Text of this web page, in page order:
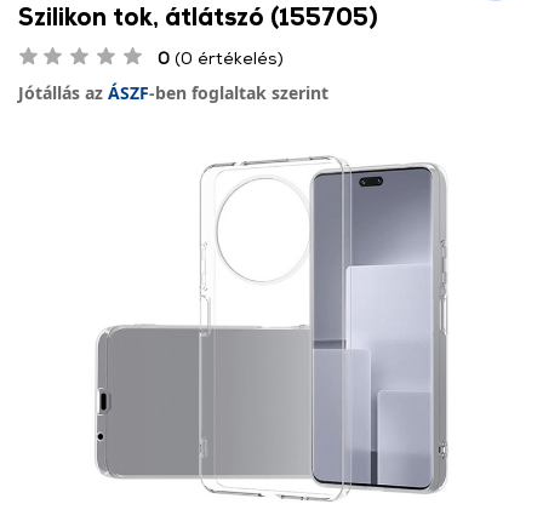
Szilikon tok, átlátszó (155705)
0 (0 értékelés)
Jótállás az ÁSZF-ben foglaltak szerint